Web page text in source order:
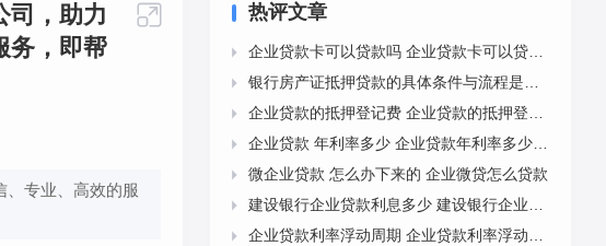

司，助力
务，即帮
、专业、高效的服
热评文章

企业贷款卡可以贷款吗 企业贷款卡可以贷款吗安全吗

银行房产证抵押贷款的具体条件与流程是怎样的？

企业贷款的抵押登记费 企业贷款的抵押登记费是多少

企业贷款 年利率多少 企业贷款年利率多少合适

微企业贷款 怎么办下来的 企业微贷怎么贷款

建设银行企业贷款利息多少 建设银行企业贷款利息多少钱一年

企业贷款利率浮动周期 企业贷款利率浮动周期怎么算